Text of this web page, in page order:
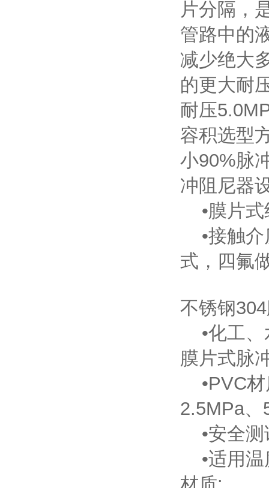
片分隔，
管路中的
减少绝大
的更大耐
耐压
容积选型
小90%脉
冲阻尼器
•膜片式
•接触介
式，四氟
不锈钢
•化工、
膜片式脉
•PVC材
2.5MPa、
•安全测
•适用温